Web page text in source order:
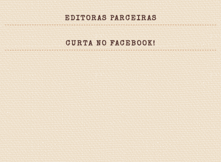
EDITORAS PARCEIRAS
CURTA NO FACEBOOK!